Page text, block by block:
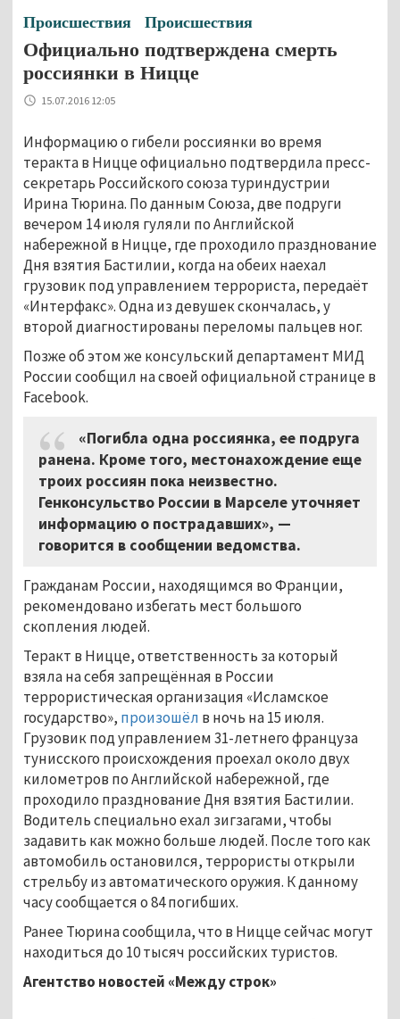
Происшествия Происшествия
Официально подтверждена смерть
россиянки в Ницце
15.07.2016 12:05
Информацию о гибели россиянки во время
теракта в Ницце официально подтвердила пресс-
секретарь Российского союза туриндустрии
Ирина Тюрина. По данным Союза, две подруги
вечером 14 июля гуляли по Английской
набережной в Ницце, где проходило празднование
Дня взятия Бастилии, когда на обеих наехал
грузовик под управлением террориста, передаёт
«Интерфакс». Одна из девушек скончалась, у
второй диагностированы переломы пальцев ног.
Позже об этом же консульский департамент МИД
России сообщил на своей официальной странице в
Facebook.
«Погибла одна россиянка, ее подруга
ранена. Кроме того, местонахождение еще
троих россиян пока неизвестно.
Генконсульство России в Марселе уточняет
информацию о пострадавших», —
говорится в сообщении ведомства.
Гражданам России, находящимся во Франции,
рекомендовано избегать мест большого
скопления людей.
Теракт в Ницце, ответственность за который
взяла на себя запрещённая в России
террористическая организация «Исламское
государство», произошёл в ночь на 15 июля.
Грузовик под управлением 31-летнего француза
тунисского происхождения проехал около двух
километров по Английской набережной, где
проходило празднование Дня взятия Бастилии.
Водитель специально ехал зигзагами, чтобы
задавить как можно больше людей. После того как
автомобиль остановился, террористы открыли
стрельбу из автоматического оружия. К данному
часу сообщается о 84 погибших.
Ранее Тюрина сообщила, что в Ницце сейчас могут
находиться до 10 тысяч российских туристов.
Агентство новостей «Между строк»